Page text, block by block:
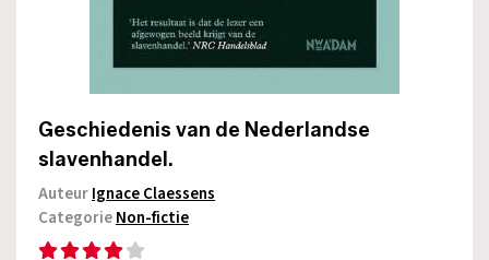
Geschiedenis van de Nederlandse
slavenhandel.
AuteurIgnace Claessens
CategorieNon-fictie